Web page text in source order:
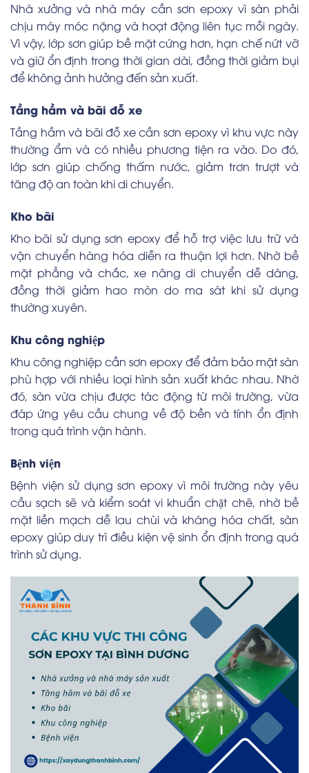
Nhà xưởng và nhà máy cần sơn epoxy vì sàn phải
chịu máy móc nặng và hoạt động liên tục mỗi ngày.
Vì vậy, lớp sơn giúp bề mặt cứng hơn, hạn chế nứt vỡ
và giữ ổn định trong thời gian dài, đồng thời giảm bụi
để không ảnh hưởng đến sản xuất.
Tầng hầm và bãi đỗ xe
Tầng hầm và bãi đỗ xe cần sơn epoxy vì khu vực này
thường ẩm và có nhiều phương tiện ra vào. Do đó,
lớp sơn giúp chống thấm nước, giảm trơn trượt và
tăng độ an toàn khi di chuyển.
Kho bãi
Kho bãi sử dụng sơn epoxy để hỗ trợ việc lưu trữ và
vận chuyển hàng hóa diễn ra thuận lợi hơn. Nhờ bề
mặt phẳng và chắc, xe nâng di chuyển dễ dàng,
đồng thời giảm hao mòn do ma sát khi sử dụng
thường xuyên.
Khu công nghiệp
Khu công nghiệp cần sơn epoxy để đảm bảo mặt sàn
phù hợp với nhiều loại hình sản xuất khác nhau. Nhờ
đó, sàn vừa chịu được tác động từ môi trường, vừa
đáp ứng yêu cầu chung về độ bền và tính ổn định
trong quá trình vận hành.
Bệnh viện
Bệnh viện sử dụng sơn epoxy vì môi trường này yêu
cầu sạch sẽ và kiểm soát vi khuẩn chặt chẽ, nhờ bề
mặt liền mạch dễ lau chùi và kháng hóa chất, sàn
epoxy giúp duy trì điều kiện vệ sinh ổn định trong quá
trình sử dụng.